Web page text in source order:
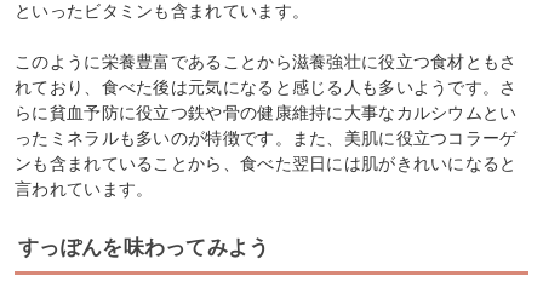
といったビタミンも含まれています。
このように栄養豊富であることから滋養強壮に役立つ食材ともさ
れており、食べた後は元気になると感じる人も多いようです。さ
らに貧血予防に役立つ鉄や骨の健康維持に大事なカルシウムとい
ったミネラルも多いのが特徴です。また、美肌に役立つコラーゲ
ンも含まれていることから、食べた翌日には肌がきれいになると
言われています。
すっぽんを味わってみよう